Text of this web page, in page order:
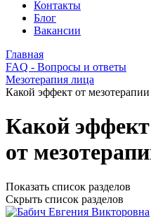
Контакты
Блог
Вакансии
Главная
FAQ - Вопросы и ответы
Мезотерапия лица
Какой эффект от
Какой эффект
от
Показать список разделов
Скрыть список разделов